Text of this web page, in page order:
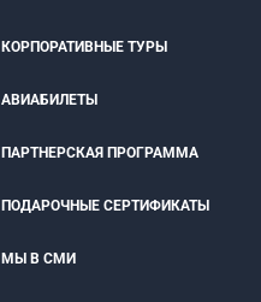
КОРПОРАТИВНЫЕ ТУРЫ
АВИАБИЛЕТЫ
ПАРТНЕРСКАЯ ПРОГРАММА
ПОДАРОЧНЫЕ СЕРТИФИКАТЫ
МЫ В СМИ